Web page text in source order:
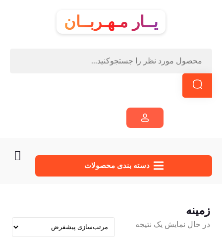
یــار مـهـربــان
دسته‌ بندی محصولات
زمینه
در حال نمایش یک نتیجه